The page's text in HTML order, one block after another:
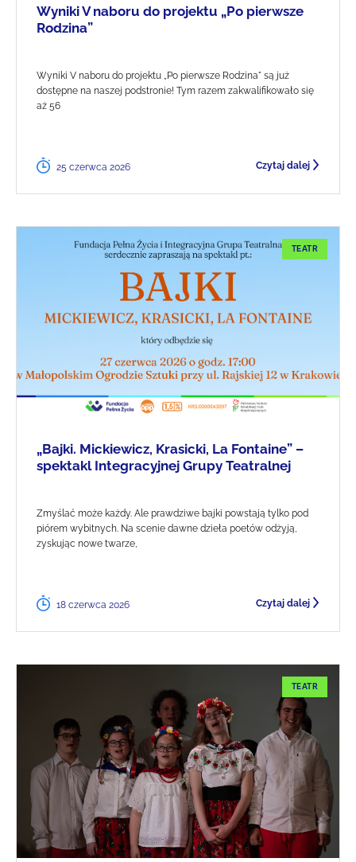
Wyniki V naboru do projektu „Po pierwsze
Rodzina”
Wyniki V naboru do projektu „Po pierwsze Rodzina" są już
dostępne na naszej podstronie! Tym razem zakwalifikowało się
aż 56
25 czerwca 2026 Czytaj dalej
TEATR
„Bajki. Mickiewicz, Krasicki, La Fontaine” –
spektakl Integracyjnej Grupy Teatralnej
Zmyślać może każdy. Ale prawdziwe bajki powstają tylko pod
piórem wybitnych. Na scenie dawne dzieła poetów odżyją,
zyskując nowe twarze,
18 czerwca 2026 Czytaj dalej
TEATR